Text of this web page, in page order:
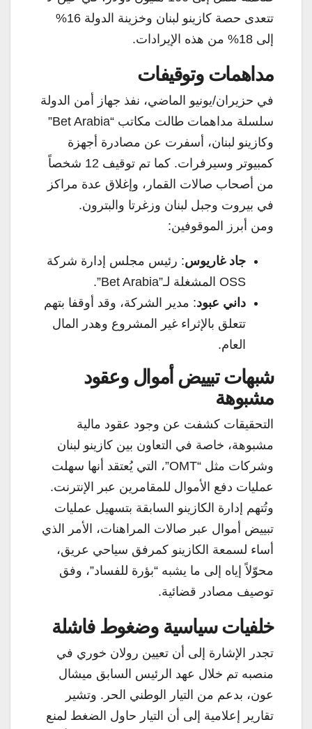
تتعدى حصة كازينو لبنان وخزينة الدولة 16%
إلى 18% من هذه الإيرادات.
مداهمات وتوقيفات
في حزيران/يونيو الماضي، نفذ جهاز أمن الدولة
سلسلة مداهمات طالت مكاتب “Bet Arabia”
وكازينو لبنان، أسفرت عن مصادرة أجهزة
كمبيوتر وسيرفرات. كما تم توقيف 12 شخصاً
من أصحاب صالات القمار، وإغلاق عدة مراكز
في بيروت وجبل لبنان وزغرتا والبترون.
ومن أبرز الموقوفين:
جاد غاريوس: رئيس مجلس إدارة شركة
OSS المشغلة لـ”Bet Arabia”.
داني عبود: مدير الشركة، وقد أوقفا بتهم
تتعلق بالإثراء غير المشروع وهدر المال
العام.
شبهات تبييض أموال وعقود
مشبوهة
التحقيقات كشفت عن وجود عقود مالية
مشبوهة، خاصة في التعاون بين كازينو لبنان
وشركات مثل “OMT”، التي يُعتقد أنها سهلت
عمليات دفع الأموال للمقامرين عبر الإنترنت.
وتُتهم إدارة الكازينو السابقة بتسهيل عمليات
تبييض أموال عبر صالات المراهنات، الأمر الذي
أساء لسمعة الكازينو كمرفق سياحي عريق،
محوّلاً إياه إلى ما يشبه “بؤرة للفساد”، وفق
توصيف مصادر قضائية.
خلفيات سياسية وضغوط فاشلة
تجدر الإشارة إلى أن تعيين رولان خوري في
منصبه تم خلال عهد الرئيس السابق ميشال
عون، بدعم من التيار الوطني الحر. وتشير
تقارير إعلامية إلى أن التيار حاول الضغط لمنع